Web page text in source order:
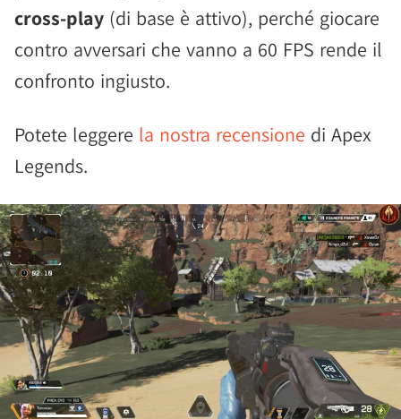
cross-play (di base è attivo), perché giocare
contro avversari che vanno a 60 FPS rende il
confronto ingiusto.
Potete leggere la nostra recensione di Apex
Legends.